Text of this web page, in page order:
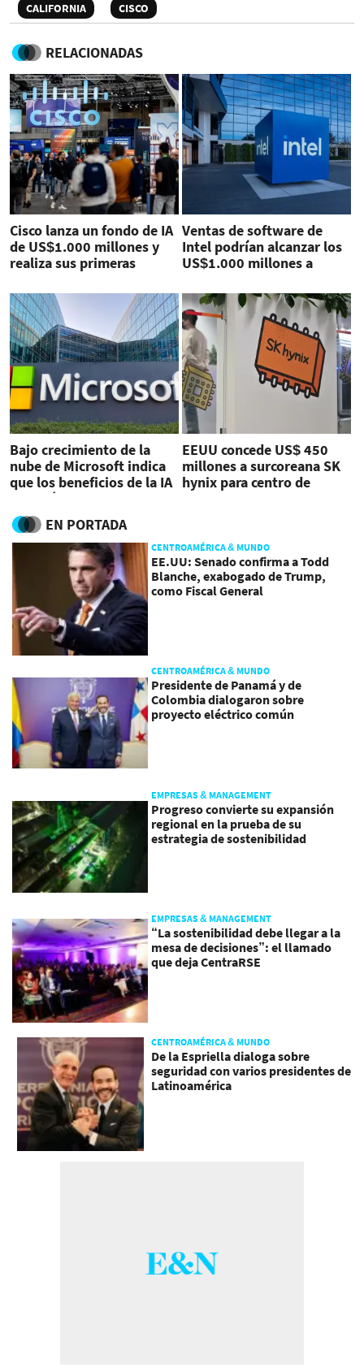
CALIFORNIA
CISCO
RELACIONADAS
Cisco lanza un fondo de IA
de US$1.000 millones y
realiza sus primeras
Ventas de software de
Intel podrían alcanzar los
US$1.000 millones a
Bajo crecimiento de la
nube de Microsoft indica
que los beneficios de la IA
tardarán
EEUU concede US$ 450
millones a surcoreana SK
hynix para centro de
EN PORTADA
CENTROAMÉRICA & MUNDO
EE.UU: Senado confirma a Todd
Blanche, exabogado de Trump,
como Fiscal General
CENTROAMÉRICA & MUNDO
Presidente de Panamá y de
Colombia dialogaron sobre
proyecto eléctrico común
EMPRESAS & MANAGEMENT
Progreso convierte su expansión
regional en la prueba de su
estrategia de sostenibilidad
EMPRESAS & MANAGEMENT
“La sostenibilidad debe llegar a la
mesa de decisiones”: el llamado
que deja CentraRSE
CENTROAMÉRICA & MUNDO
De la Espriella dialoga sobre
seguridad con varios presidentes de
Latinoamérica